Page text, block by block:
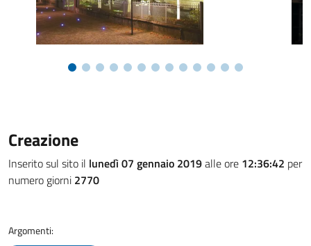
Creazione
Inserito sul sito il lunedì 07 gennaio 2019alle ore 12:36:42 per
numero giorni 2770
Argomenti: